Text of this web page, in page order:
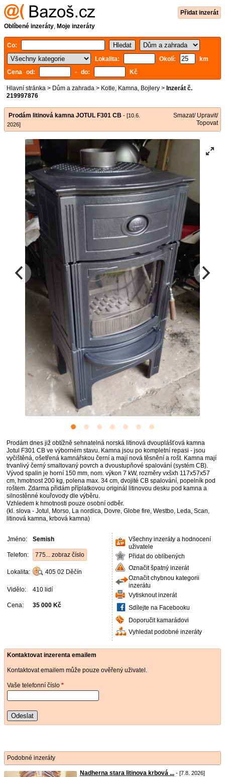
Přidat inzerát
Oblíbené inzeráty, Moje inzeráty
Co:
Lokalita:
Okolí:
km
Cena od:
- do: Kč
Hlavní stránka > Dům a zahrada > Kotle, Kamna, Bojlery > Inzerát č.
219997876
Prodám litinová kamna JOTUL F301 CB - [10.6.
2026]
Smazat/ Upravit/
Topovat
Prodám dnes již obtížně sehnatelná norská litinová dvouplášťová kamna
Jotul F301 CB ve výborném stavu. Kamna jsou po kompletní repasi - jsou
vyčištěná, ošetřená kamnářskou černí a mají nová těsnění a rošt. Kamna mají
trvanlivý černý smaltovaný povrch a dvoustupňové spalování (systém CB).
Vývod spalin je horní 150 mm, nom. výkon 7 kW, rozměry vxšxh 117x57x57
cm, hmotnost 200 kg, polena max. 34 cm, dvojité CB spalování, popelník pod
roštem. Zdarma přidám příplatkovou originál litinovou desku pod kamna a
silnostěnné kouřovody dle výběru.
Vzhledem k hmotnosti pouze osobní odběr.
(kl. slova - Jotul, Morso, La nordica, Dovre, Globe fire, Westbo, Leda, Scan,
litinová kamna, krbová kamna)
Jméno: Semish
Telefon: 775... zobraz číslo
Lokalita: 405 02 Děčín
Vidělo: 410 lidí
Cena: 35 000 Kč
Všechny inzeráty a hodnocení
uživatele
Přidat do oblíbených
Označit špatný inzerát
Označit chybnou kategorii
inzerátu
Vytisknout inzerát
Sdílejte na Facebooku
Doporučit kamarádovi
Vyhledat podobné inzeráty
Kontaktovat inzerenta emailem
Kontaktovat emailem může pouze ověřený uživatel.
Vaše telefonní číslo *
Odeslat
Podobné inzeráty
Nadherna stara litinova krbová ... - [7.8. 2026]